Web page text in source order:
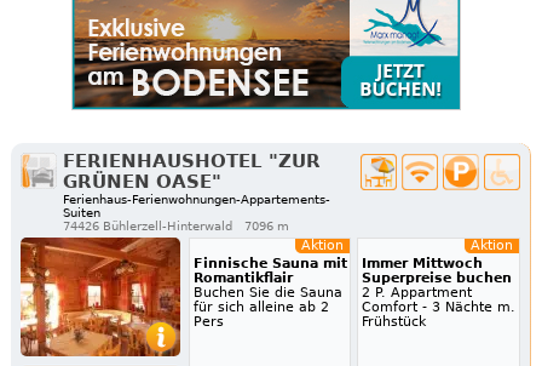
FERIENHAUSHOTEL "ZUR
GRÜNEN OASE"
Ferienhaus-Ferienwohnungen-Appartements-
Suiten
74426 Bühlerzell-Hinterwald
7096 m
Aktion
Finnische Sauna mit
Romantikflair
Buchen Sie die Sauna
für sich alleine ab 2
Pers
Aktion
Immer Mittwoch
Superpreise buchen
2 P. Appartment
Comfort - 3 Nächte m.
Frühstück